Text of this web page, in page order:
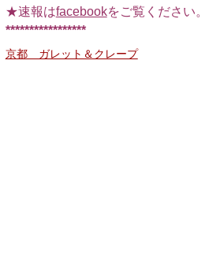
★速報はfacebookをご覧ください。
*****************
京都 ガレット＆クレープ